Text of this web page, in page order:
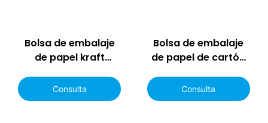
Bolsa de embalaje
de papel kraft
diseño personal
Consulta
Bolsa de embalaje
de papel de cartón
personalizada de
varios tamaños
Consulta